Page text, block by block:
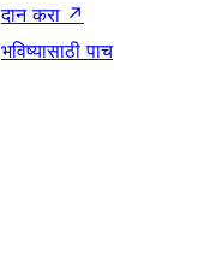
दान करा ↗
भविष्यासाठी पाच